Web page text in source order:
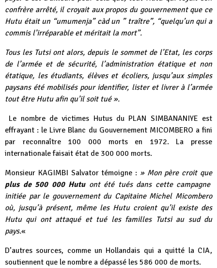
confrère arrêté, il croyait aux propos du gouvernement que ce
Hutu était un “umumenja” càd un ” traître”, “quelqu’un qui a
commis l’irréparable et méritait la mort”.
Tous les Tutsi ont alors, depuis le sommet de l’Etat, les corps
de l’armée et de sécurité, l’administration étatique et non
étatique, les étudiants, élèves et écoliers, jusqu’aux simples
paysans été mobilisés pour identifier, lister et livrer à l’armée
tout être Hutu afin qu’il soit tué ».
Le nombre de victimes Hutus du PLAN SIMBANANIYE est
effrayant : le Livre Blanc du Gouvernement MICOMBERO a fini
par reconnaître 100 000 morts en 1972. La presse
internationale faisait état de 300 000 morts.
Monsieur KAGIMBI Salvator témoigne : » Mon père croit que
plus de 500 000 Hutuont été tués dans cette campagne
initiée par le gouvernement du Capitaine Michel Micombero
où, jusqu’à présent, même les Hutu croient qu’il existe des
Hutu qui ont attaqué et tué les familles Tutsi au sud du
pays.«
D’autres sources, comme un Hollandais qui a quitté la CIA,
soutiennent que le nombre a dépassé les 586 000 de morts.